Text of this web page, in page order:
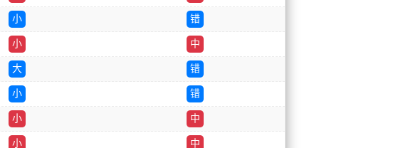
小 错
小 中
大 错
小 错
小 中
小 中